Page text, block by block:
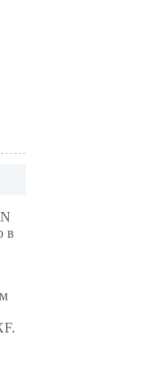
в